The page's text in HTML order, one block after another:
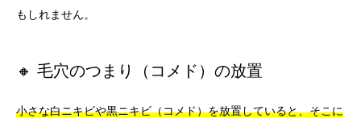
もしれません。
🔸 毛穴のつまり（コメド）の放置
小さな白ニキビや黒ニキビ（コメド）を放置していると、そこに